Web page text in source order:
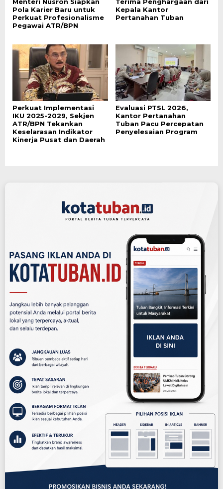
Menteri Nusron Siapkan
Pola Karier Baru untuk
Perkuat Profesionalisme
Pegawai ATR/BPN
Terima Penghargaan dari
Kepala Kantor
Pertanahan Tuban
Perkuat Implementasi
IKU 2025-2029, Sekjen
ATR/BPN Tekankan
Keselarasan Indikator
Kinerja Pusat dan Daerah
Evaluasi PTSL 2026,
Kantor Pertanahan
Tuban Pacu Percepatan
Penyelesaian Program